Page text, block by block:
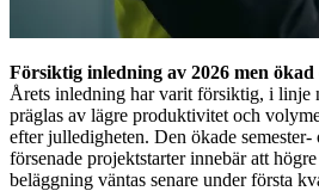
Försiktig inledning av 2026 men
Årets inledning har varit försiktig, i linje
präglas av lägre produktivitet och
efter julledigheten. Den ökade
försenade projektstarter innebär att
beläggning väntas senare under första